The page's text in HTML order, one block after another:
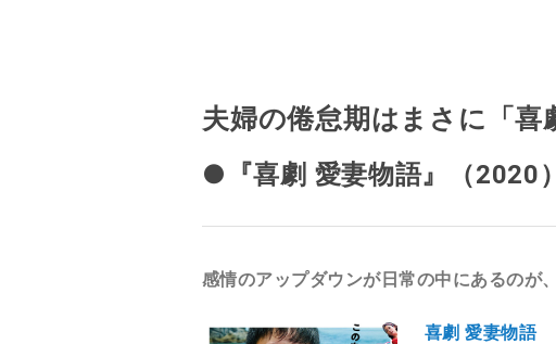
夫婦の倦怠期はまさに「喜
●『喜劇 愛妻物語』（2020）
感情のアップダウンが日常の中にあるのが
喜劇 愛妻物語